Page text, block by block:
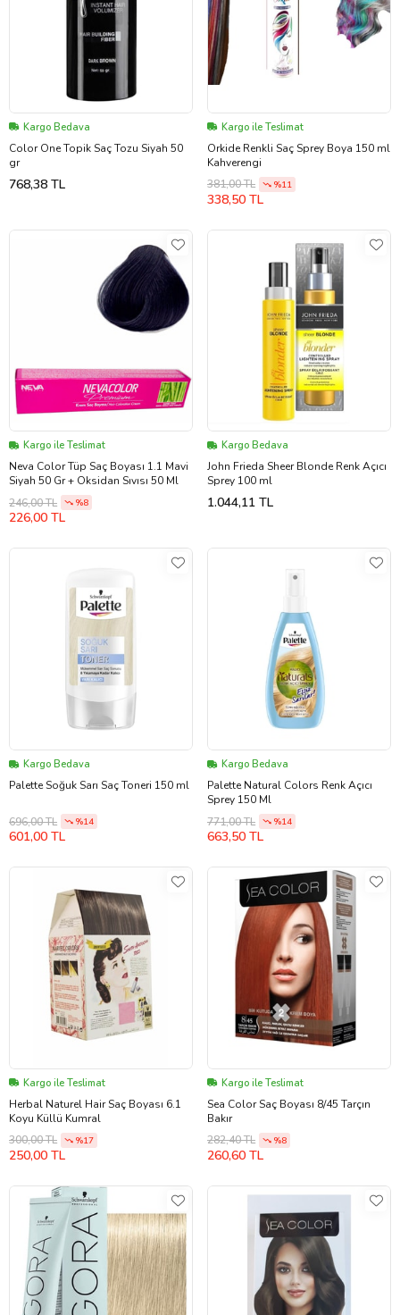
Kargo Bedava
Color One Topik Saç Tozu Siyah 50
gr
768,38 TL
Kargo ile Teslimat
Orkide Renkli Saç Sprey Boya 150 ml
Kahverengi
381,00 TL
%11
338,50 TL
Kargo ile Teslimat
Neva Color Tüp Saç Boyası 1.1 Mavi
Siyah 50 Gr + Oksidan Sıvısı 50 Ml
246,00 TL
%8
226,00 TL
Kargo Bedava
John Frieda Sheer Blonde Renk Açıcı
Sprey 100 ml
1.044,11 TL
Kargo Bedava
Palette Soğuk Sarı Saç Toneri 150 ml
696,00 TL %14
601,00 TL
Kargo Bedava
Palette Natural Colors Renk Açıcı
Sprey 150 Ml
771,00 TL
%14
663,50 TL
Kargo ile Teslimat
Herbal Naturel Hair Saç Boyası 6.1
Koyu Küllü Kumral
300,00 TL
%17
250,00 TL
Kargo ile Teslimat
Sea Color Saç Boyası 8/45 Tarçın
Bakır
282,40 TL
%8
260,60 TL